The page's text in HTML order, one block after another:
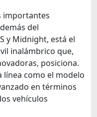
importantes
del
y Midnight, está el
inalámbrico que,
posiciona.
línea como el modelo
en términos
vehículos